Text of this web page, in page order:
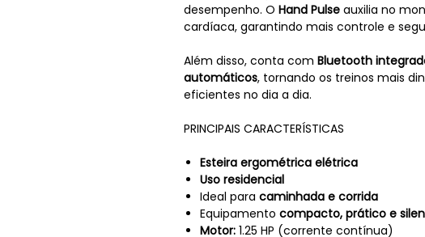
desempenho. O Hand Pulse auxilia no
cardíaca, garantindo mais controle e
Além disso, conta com Bluetooth
automáticos, tornando os treinos mais
eficientes no dia a dia.
PRINCIPAIS CARACTERÍSTICAS
Esteira ergométrica elétrica
Uso residencial
Ideal para caminhada e corrida
Equipamento compacto, prático e
Motor: 1.25 HP (corrente contínua)